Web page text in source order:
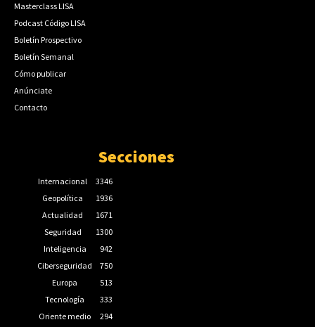
Masterclass LISA
Podcast Código LISA
Boletín Prospectivo
Boletín Semanal
Cómo publicar
Anúnciate
Contacto
Secciones
Internacional
3346
Geopolítica
1936
Actualidad
1671
Seguridad
1300
Inteligencia
942
Ciberseguridad
750
Europa
513
Tecnología
333
Oriente medio
294